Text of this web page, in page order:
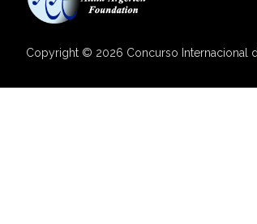
Copyright © 2026 Concurso Internacional